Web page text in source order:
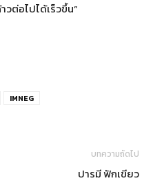
วต่อไปได้เร็วขึ้น”
IMNEG
บทความถัดไป
ปารมี ฟักเขียว